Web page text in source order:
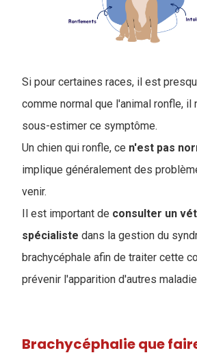
Si pour certaines races, il est
comme normal que l'animal ronfle, il
sous-estimer ce symptôme.
Un chien qui ronfle, ce n'est pas
implique généralement des
venir.
Il est important de consulter un
spécialiste dans la gestion du
brachycéphale afin de traiter cette
prévenir l'apparition d'autres
Brachycéphalie que